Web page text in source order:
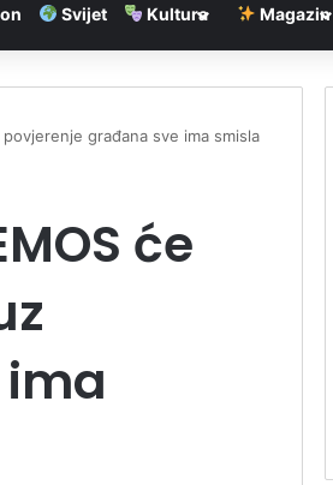
Svijet Kultura Magazin
građana sve ima smisla
će